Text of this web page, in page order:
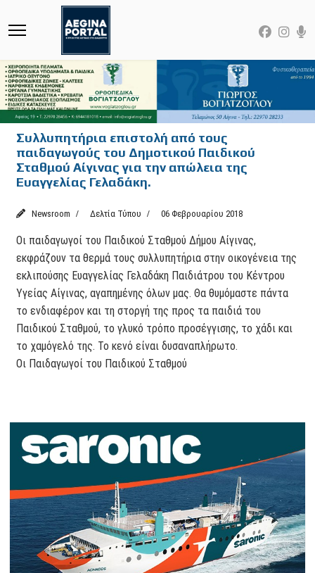
Συλλυπητήρια επιστολή από τους
παιδαγωγούς του Δημοτικού Παιδικού
Σταθμού Αίγινας για την απώλεια της
Ευαγγελίας Γελαδάκη.
Newsroom Δελτία Τύπου 06 Φεβρουαρίου 2018
Οι παιδαγωγοί του Παιδικού Σταθμού Δήμου Αίγινας,
εκφράζουν τα θερμά τους συλλυπητήρια στην οικογένεια της
εκλιπούσης Ευαγγελίας Γελαδάκη Παιδιάτρου του Κέντρου
Υγείας Αίγινας, αγαπημένης όλων μας. Θα θυμόμαστε πάντα
το ενδιαφέρον και τη στοργή της προς τα παιδιά του
Παιδικού Σταθμού, το γλυκό τρόπο προσέγγισης, το χάδι και
το χαμόγελό της. Το κενό είναι δυσαναπλήρωτο.
Οι Παιδαγωγοί του Παιδικού Σταθμού